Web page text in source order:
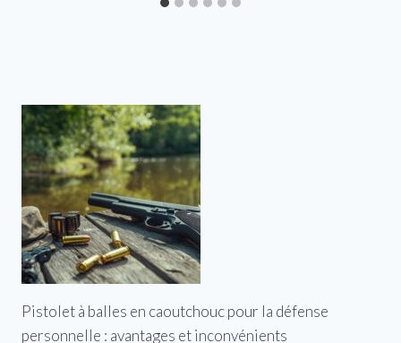
Pistolet à balles en caoutchouc pour la défense
personnelle : avantages et inconvénients